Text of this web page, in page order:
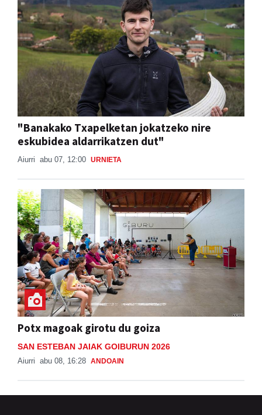
"Banakako Txapelketan jokatzeko nire
eskubidea aldarrikatzen dut"
Aiurri abu 07, 12:00 URNIETA
Potx magoak girotu du goiza
SAN ESTEBAN JAIAK GOIBURUN 2026
Aiurri abu 08, 16:28 ANDOAIN